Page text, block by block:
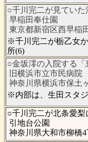
○千川完二が見ていた
早稲田奉仕園
東京都新宿区西早稲
※千川完二が栃乙女
所(6)
○金坂澪の入院する「
旧横浜市立市民病院
神奈川県横浜市保土
※内部は、生田スタ
○千川完二が北条愛
引地台公園
神奈川県大和市柳橋4